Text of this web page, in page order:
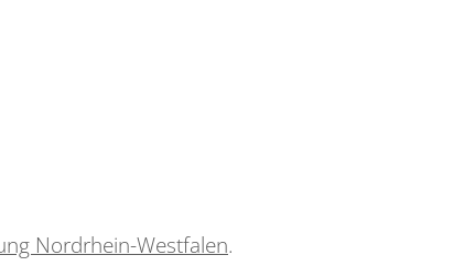
Nordrhein-Westfalen.